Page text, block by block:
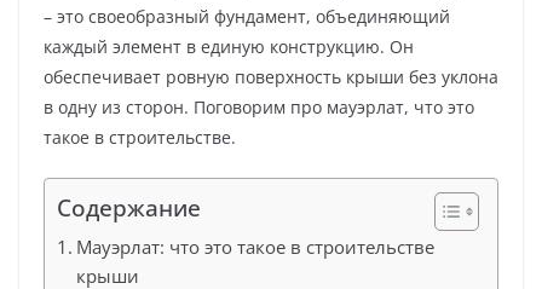
– это своеобразный фундамент, объединяющий
каждый элемент в единую конструкцию. Он
обеспечивает ровную поверхность крыши без уклона
в одну из сторон. Поговорим про мауэрлат, что это
такое в строительстве.
Содержание
Мауэрлат: что это такое в строительстве
крыши